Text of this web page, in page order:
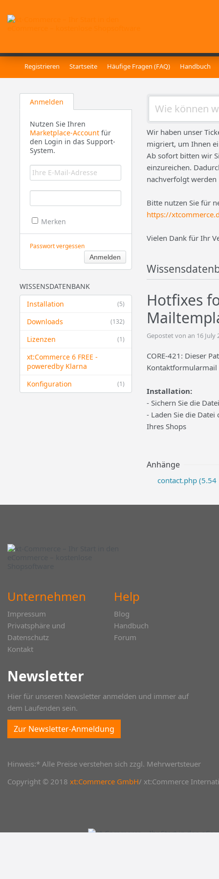
Registrieren Startseite Häufige Fragen (FAQ) Handbuch
Anmelden
Nutzen Sie Ihren
Marketplace-Accountfür
den Login in das Support-
System.
Merken
Passwort vergessen
WISSENSDATENBANK
(5)
Installation
(132)
Downloads
(1)
Lizenzen
xt:Commerce 6 FREE -
powered​by Klarna
(1)
Konfiguration
Wir haben unser
migriert, um Ihnen
Ab sofort bitten wir
einzureichen.
nachverfolgt werden
Bitte nutzen Sie für
https://
Vielen Dank für Ihr
Hotfixes
Gepostet von an 16 July
CORE-421: Dieser
Kontaktformularmail
Installation:
- Sichern Sie die
- Laden Sie die
Ihres Shops
Anhänge
contact.php (5.54
Unternehmen
Impressum
Privatsphäre und
Datenschutz
Kontakt
Help
Blog
Handbuch
Forum
Newsletter
Hier für unseren Newsletter anmelden und immer auf
dem Laufenden sein.
Zur Newsletter-Anmeldung
Hinweis:* Alle Preise verstehen sich zzgl. Mehrwertsteuer
Copyright © 2018 xt:Commerce GmbH/ xt:Commerce